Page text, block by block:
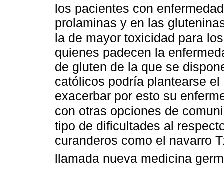
los pacientes con
prolaminas y en las
la de mayor toxicidad para
quienes padecen la
de gluten de la que se
católicos podría plantearse
exacerbar por esto su
con otras opciones de
tipo de dificultades al
curanderos como el navarro
llamada nueva medicina